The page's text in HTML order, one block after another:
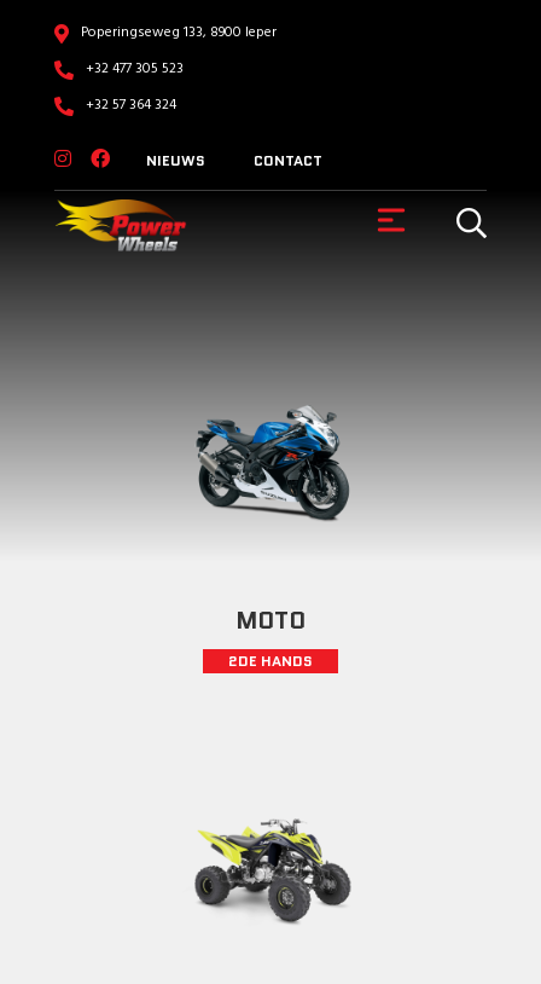
Poperingseweg 133, 8900 Ieper
+32 477 305 523
+32 57 364 324
NIEUWS CONTACT
MOTO
2DE HANDS